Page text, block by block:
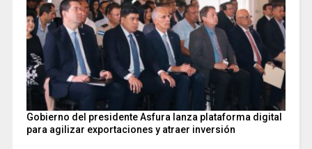
Gobierno del presidente Asfura lanza plataforma digital
para agilizar exportaciones y atraer inversión